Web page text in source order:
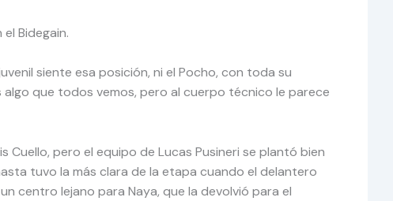
Bidegain.
siente esa posición, ni el Pocho, con toda su
que todos vemos, pero al cuerpo técnico le parece
pero el equipo de Lucas Pusineri se plantó bien
tuvo la más clara de la etapa cuando el delantero
centro lejano para Naya, que la devolvió para el